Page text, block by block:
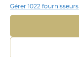
Gérer 1022 fournisseurs
n